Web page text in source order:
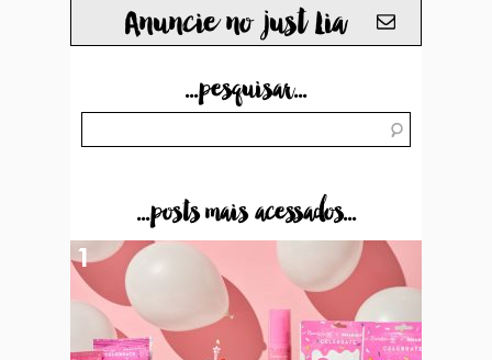
Anuncie no just Lia
...pesquisar...
...posts mais acessados...
1